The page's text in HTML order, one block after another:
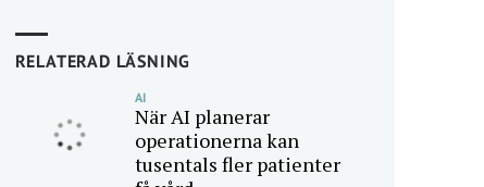
RELATERAD LÄSNING
AI
När AI planerar
operationerna kan
tusentals fler patienter